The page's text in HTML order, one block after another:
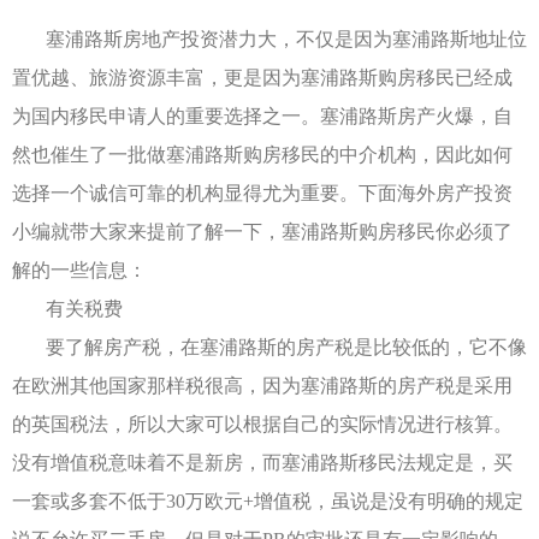
塞浦路斯房地产投资潜力大，不仅是因为塞浦路斯地址位
置优越、旅游资源丰富，更是因为塞浦路斯购房移民已经成
为国内移民申请人的重要选择之一。塞浦路斯房产火爆，自
然也催生了一批做塞浦路斯购房移民的中介机构，因此如何
选择一个诚信可靠的机构显得尤为重要。下面海外房产投资
小编就带大家来提前了解一下，塞浦路斯购房移民你必须了
解的一些信息：
有关税费
要了解房产税，在塞浦路斯的房产税是比较低的，它不像
在欧洲其他国家那样税很高，因为塞浦路斯的房产税是采用
的英国税法，所以大家可以根据自己的实际情况进行核算。
没有增值税意味着不是新房，而塞浦路斯移民法规定是，买
一套或多套不低于30万欧元+增值税，虽说是没有明确的规定